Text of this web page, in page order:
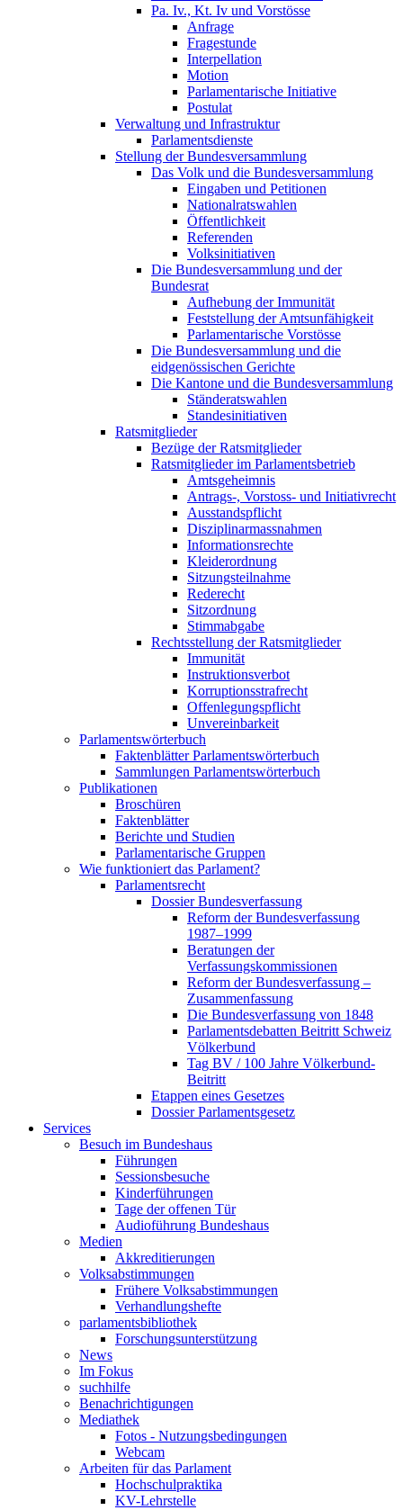
Pa. Iv., Kt. Iv und Vorstösse
Anfrage
Fragestunde
Interpellation
Motion
Parlamentarische Initiative
Postulat
Verwaltung und Infrastruktur
Parlamentsdienste
Stellung der Bundesversammlung
Das Volk und die Bundesversammlung
Eingaben und Petitionen
Nationalratswahlen
Öffentlichkeit
Referenden
Volksinitiativen
Die Bundesversammlung und der
Bundesrat
Aufhebung der Immunität
Feststellung der Amtsunfähigkeit
Parlamentarische Vorstösse
Die Bundesversammlung und die
eidgenössischen Gerichte
Die Kantone und die Bundesversammlung
Ständeratswahlen
Standesinitiativen
Ratsmitglieder
Bezüge der Ratsmitglieder
Ratsmitglieder im Parlamentsbetrieb
Amtsgeheimnis
Antrags-, Vorstoss- und Initiativrecht
Ausstandspflicht
Disziplinarmassnahmen
Informationsrechte
Kleiderordnung
Sitzungsteilnahme
Rederecht
Sitzordnung
Stimmabgabe
Rechtsstellung der Ratsmitglieder
Immunität
Instruktionsverbot
Korruptionsstrafrecht
Offenlegungspflicht
Unvereinbarkeit
Parlamentswörterbuch
Faktenblätter Parlamentswörterbuch
Sammlungen Parlamentswörterbuch
Publikationen
Broschüren
Faktenblätter
Berichte und Studien
Parlamentarische Gruppen
Wie funktioniert das Parlament?
Parlamentsrecht
Dossier Bundesverfassung
Reform der Bundesverfassung
1987–1999
Beratungen der
Verfassungskommissionen
Reform der Bundesverfassung –
Zusammenfassung
Die Bundesverfassung von 1848
Parlamentsdebatten Beitritt Schweiz
Völkerbund
Tag BV / 100 Jahre Völkerbund-
Beitritt
Etappen eines Gesetzes
Dossier Parlamentsgesetz
Services
Besuch im Bundeshaus
Führungen
Sessionsbesuche
Kinderführungen
Tage der offenen Tür
Audioführung Bundeshaus
Medien
Akkreditierungen
Volksabstimmungen
Frühere Volksabstimmungen
Verhandlungshefte
parlamentsbibliothek
Forschungsunterstützung
News
Im Fokus
suchhilfe
Benachrichtigungen
Mediathek
Fotos - Nutzungsbedingungen
Webcam
Arbeiten für das Parlament
Hochschulpraktika
KV-Lehrstelle